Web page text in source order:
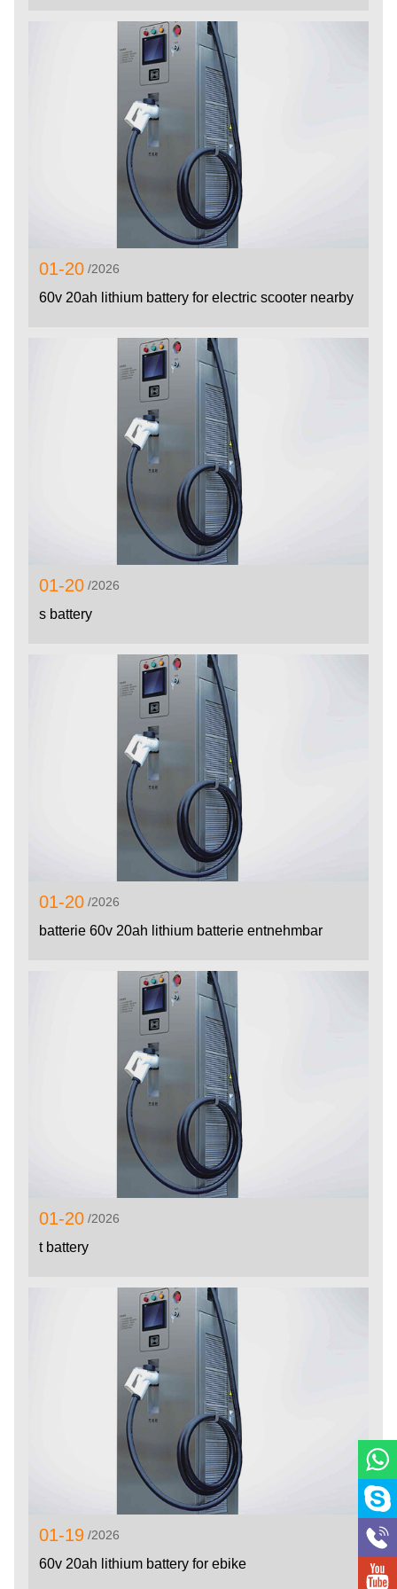
01-20 /2026
60v 20ah lithium battery for electric scooter nearby
01-20 /2026
s battery
01-20 /2026
batterie 60v 20ah lithium batterie entnehmbar
01-20 /2026
t battery
01-19 /2026
60v 20ah lithium battery for ebike